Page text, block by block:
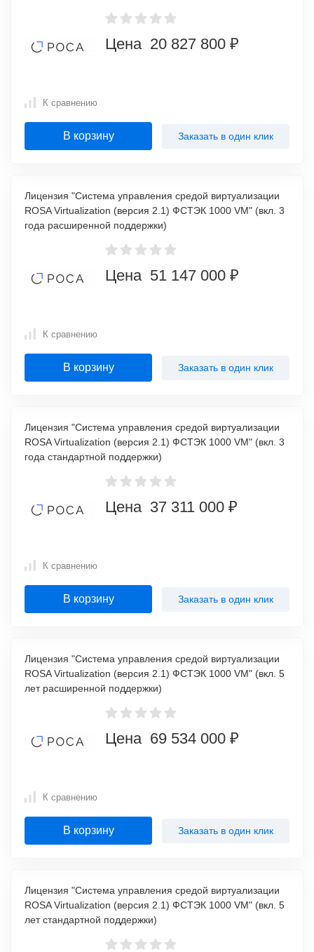
Цена 20 827 800 ₽
К сравнению
В корзину Заказать в один клик
Лицензия "Система управления средой виртуализации
ROSA Virtualization (версия 2.1) ФСТЭК 1000 VM" (вкл. 3
года расширенной поддержки)
Цена 51 147 000 ₽
К сравнению
В корзину Заказать в один клик
Лицензия "Система управления средой виртуализации
ROSA Virtualization (версия 2.1) ФСТЭК 1000 VM" (вкл. 3
года стандартной поддержки)
Цена 37 311 000 ₽
К сравнению
В корзину Заказать в один клик
Лицензия "Система управления средой виртуализации
ROSA Virtualization (версия 2.1) ФСТЭК 1000 VM" (вкл. 5
лет расширенной поддержки)
Цена 69 534 000 ₽
К сравнению
В корзину Заказать в один клик
Лицензия "Система управления средой виртуализации
ROSA Virtualization (версия 2.1) ФСТЭК 1000 VM" (вкл. 5
лет стандартной поддержки)